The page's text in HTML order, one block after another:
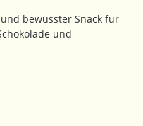
bewusster Snack für
und